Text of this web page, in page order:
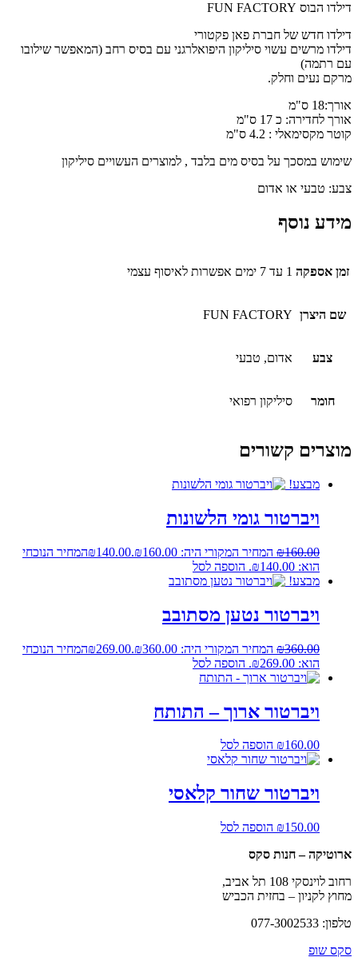
דילדו הבוס FUN FACTORY
דילדו חדש של חברת פאן פקטורי
דילדו מרשים עשוי סיליקון היפואלרגני עם בסיס רחב (המאפשר שילובו
עם רתמה)
מרקם נעים וחלק.
אורך:18 ס"מ
אורך לחדירה: כ 17 ס"מ
קוטר מקסימאלי : 4.2 ס"מ
שימוש במסכך על בסיס מים בלבד , למוצרים העשויים סיליקון
צבע: טבעי או אדום
מידע נוסף
זמן אספקה 1 עד 7 ימים אפשרות לאיסוף עצמי
שם היצרן FUN FACTORY
צבע אדום, טבעי
חומר סיליקון רפואי
מוצרים קשורים
מבצע!
ויברטור גומי הלשונות
₪160.00 המחיר המקורי היה: ₪160.00. ₪140.00
המחיר הנוכחי
הוא: ₪140.00.
הוספה לסל
מבצע!
ויברטור נטען מסתובב
₪360.00 המחיר המקורי היה: ₪360.00. ₪269.00
המחיר הנוכחי
הוא: ₪269.00.
הוספה לסל
ויברטור ארוך – התותח
₪160.00 הוספה לסל
ויברטור שחור קלאסי
₪150.00
הוספה לסל
ארוטיקה – חנות סקס
רחוב לוינסקי 108 תל אביב,
מחוץ לקניון – בחזית הכביש
טלפון: 077-3002533
סקס שופ